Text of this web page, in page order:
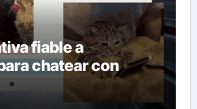
fiable a
chatear con